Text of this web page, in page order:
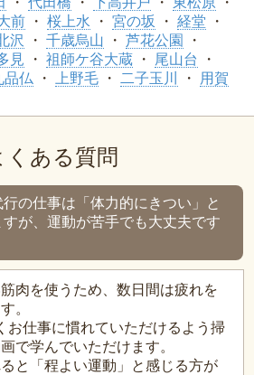
前 桜上水 宮の坂
経堂
沢 千歳烏山
芦花公園
見 祖師ケ谷大蔵
尾山台
品仏 上野毛 二子玉川 用賀
くある質問
行の仕事は「体力的にきつい」と
すが、運動が苦手でも大丈夫です
肉を使うため、数日間は疲れを
。
お仕事に慣れていただけるよう掃
で学んでいただけます。
と「程よい運動」と感じる方が